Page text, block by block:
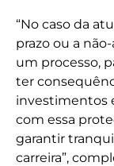
“No caso da
prazo ou a
um processo,
ter
investimentos
com essa
garantir
carreira”,